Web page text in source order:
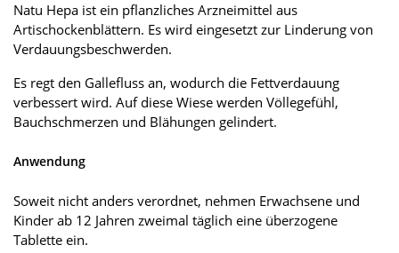
Natu Hepa ist ein pflanzliches Arzneimittel aus
Artischockenblättern. Es wird eingesetzt zur Linderung von
Verdauungsbeschwerden.
Es regt den Gallefluss an, wodurch die Fettverdauung
verbessert wird. Auf diese Wiese werden Völlegefühl,
Bauchschmerzen und Blähungen gelindert.
Anwendung
Soweit nicht anders verordnet, nehmen Erwachsene und
Kinder ab 12 Jahren zweimal täglich eine überzogene
Tablette ein.